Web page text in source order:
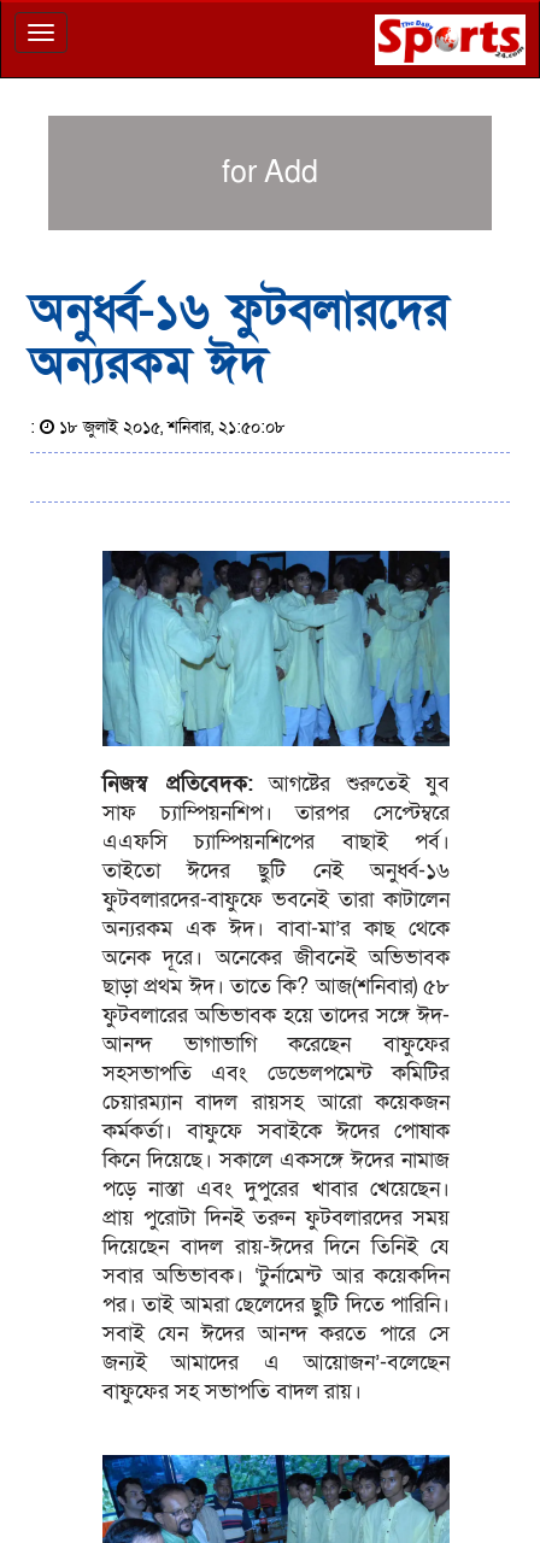
Toggle
navigation
for Add
অনুর্ধ্ব-১৬ ফুটবলারদের
অন্যরকম ঈদ
: ১৮ জুলাই ২০১৫, শনিবার, ২১:৫০:০৮
নিজস্ব প্রতিবেদক:আগষ্টের শুরুতেই যুব
সাফ চ্যাম্পিয়নশিপ। তারপর সেপ্টেম্বরে
এএফসি চ্যাম্পিয়নশিপের বাছাই পর্ব।
তাইতো ঈদের ছুটি নেই অনুর্ধ্ব-১৬
ফুটবলারদের-বাফুফে ভবনেই তারা কাটালেন
অন্যরকম এক ঈদ। বাবা-মা’র কাছ থেকে
অনেক দূরে। অনেকের জীবনেই অভিভাবক
ছাড়া প্রথম ঈদ। তাতে কি? আজ(শনিবার) ৫৮
ফুটবলারের অভিভাবক হয়ে তাদের সঙ্গে ঈদ-
আনন্দ ভাগাভাগি করেছেন বাফুফের
সহসভাপতি এবং ডেভেলপমেন্ট কমিটির
চেয়ারম্যান বাদল রায়সহ আরো কয়েকজন
কর্মকর্তা। বাফুফে সবাইকে ঈদের পোষাক
কিনে দিয়েছে। সকালে একসঙ্গে ঈদের নামাজ
পড়ে নাস্তা এবং দুপুরের খাবার খেয়েছেন।
প্রায় পুরোটা দিনই তরুন ফুটবলারদের সময়
দিয়েছেন বাদল রায়-ঈদের দিনে তিনিই যে
সবার অভিভাবক। ‘টুর্নামেন্ট আর কয়েকদিন
পর। তাই আমরা ছেলেদের ছুটি দিতে পারিনি।
সবাই যেন ঈদের আনন্দ করতে পারে সে
জন্যই আমাদের এ আয়োজন’-বলেছেন
বাফুফের সহ সভাপতি বাদল রায়।